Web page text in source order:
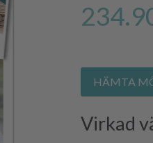
HÄMTA
Virkad